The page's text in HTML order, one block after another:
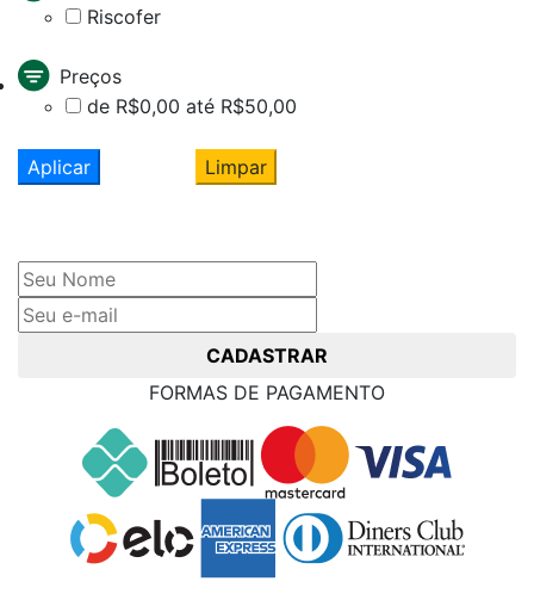
Riscofer
Preços
de R$0,00 até R$50,00
Aplicar Limpar
CADASTRAR
FORMAS DE PAGAMENTO